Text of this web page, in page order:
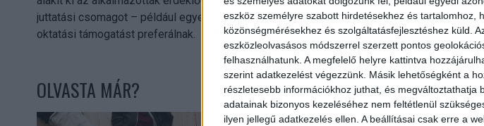
eszköz személyre szabott hirdetésekhez és tartalomhoz,
közönségmérésekhez és szolgáltatásfejlesztéshez küld.
eszközleolvasásos módszerrel szerzett pontos
felhasználhatunk. A megfelelő helyre kattintva
szerint adatkezelést végezzünk. Másik lehetőségként a
részletesebb információkhoz juthat, és megváltoztathatja
adatainak bizonyos kezeléséhez nem feltétlenül
ilyen jellegű adatkezelés ellen. A beállításai csak erre a
juttatási csomagot – például egyes dolgozók inkább a családi kedvezményeket, addig
oktatási támogatást preferálnak.
OLVASTA MÁR?